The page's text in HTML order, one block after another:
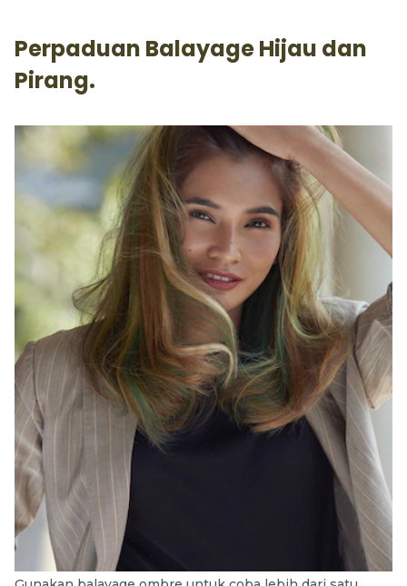
Perpaduan Balayage Hijau dan
Pirang.